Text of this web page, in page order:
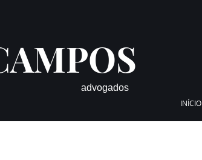
advogados
INÍCIO